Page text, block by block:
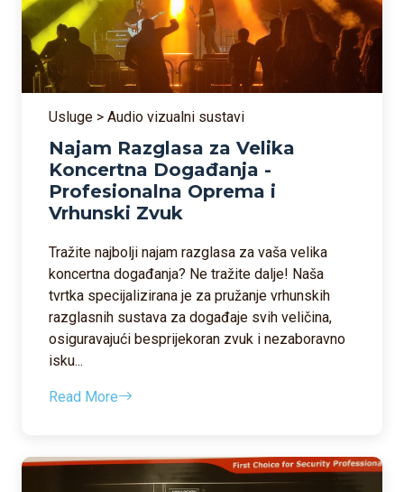
Usluge > Audio vizualni sustavi
Najam Razglasa za Velika
Koncertna Događanja -
Profesionalna Oprema i
Vrhunski Zvuk
Tražite najbolji najam razglasa za vaša velika
koncertna događanja? Ne tražite dalje! Naša
tvrtka specijalizirana je za pružanje vrhunskih
razglasnih sustava za događaje svih veličina,
osiguravajući besprijekoran zvuk i nezaboravno
isku...
Read More